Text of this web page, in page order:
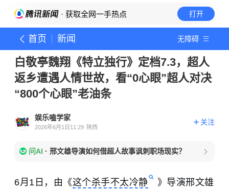
· 获取全网一手热点 打开
首页 新闻 无障碍
白敬亭魏翔《特立独行》定档7.3，超人
返乡遭遇人情世故，看“0心眼”超人对决
“800个心眼”老油条
娱乐嗑学家
2026年6月1日11:29 陕西
关注
问AI · 邢文雄导演如何借超人故事讽刺职场现实？
6月1日，由《这个杀手不太冷静
》导演邢文雄